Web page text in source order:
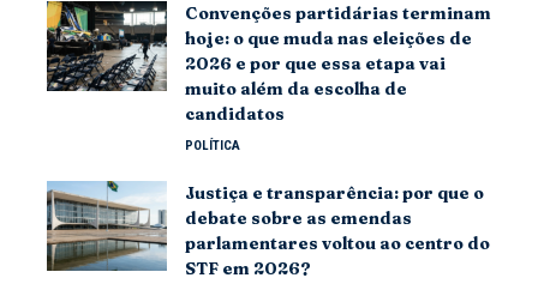
Convenções partidárias terminam
hoje: o que muda nas eleições de
2026 e por que essa etapa vai
muito além da escolha de
candidatos
POLÍTICA
Justiça e transparência: por que o
debate sobre as emendas
parlamentares voltou ao centro do
STF em 2026?